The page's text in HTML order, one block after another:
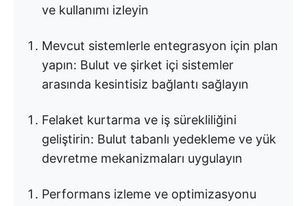
ve kullanımı izleyin
Mevcut sistemlerle entegrasyon için plan
yapın: Bulut ve şirket içi sistemler
arasında kesintisiz bağlantı sağlayın
Felaket kurtarma ve iş sürekliliğini
geliştirin: Bulut tabanlı yedekleme ve yük
devretme mekanizmaları uygulayın
Performans izleme ve optimizasyonu